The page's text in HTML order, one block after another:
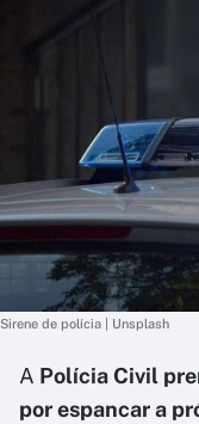
Sirene de polícia | Unsplash
A Polícia Civil
por espancar a